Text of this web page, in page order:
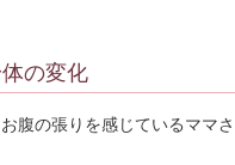
の変化
腹の張りを感じているママ